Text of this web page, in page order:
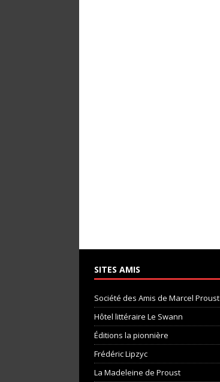
SITES AMIS
Société des Amis de Marcel Proust
Hôtel littéraire Le Swann
Éditions la pionnière
Frédéric Lipzyc
La Madeleine de Proust